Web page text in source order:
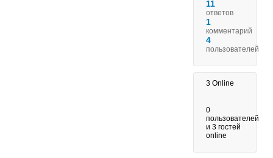
11
ответов
1
комментарий
4
пользователей
3 Online
0
пользователей
и3 гостей
online